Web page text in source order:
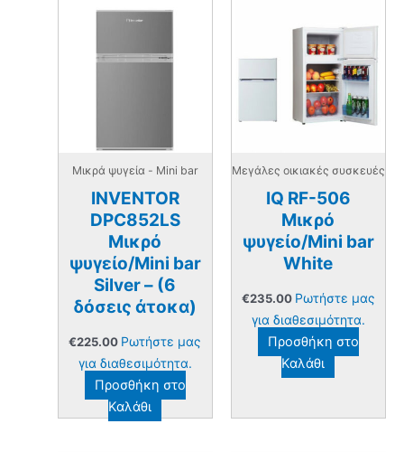
Μικρά ψυγεία - Mini bar
INVENTOR
DPC852LS
Μικρό
ψυγείο/Mini bar
Silver – (6
δόσεις άτοκα)
€225.00 Ρωτήστε μας
για διαθεσιμότητα.
Προσθήκη στο
Καλάθι
Μεγάλες οικιακές συσκευές
IQ RF-506
Μικρό
ψυγείο/Mini bar
White
€235.00 Ρωτήστε μας
για διαθεσιμότητα.
Προσθήκη στο
Καλάθι